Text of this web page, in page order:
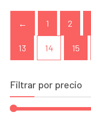
← 1 2
13 14 15
Filtrar por precio